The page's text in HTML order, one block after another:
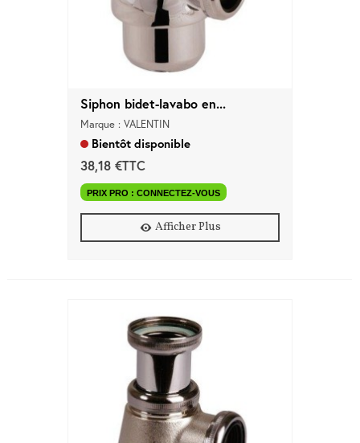
Siphon bidet-lavabo en...
Marque : VALENTIN
Bientôt disponible
38,18 €TTC
PRIX PRO : CONNECTEZ-VOUS
Afficher Plus